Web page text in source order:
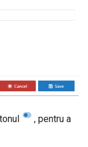
, pentru a